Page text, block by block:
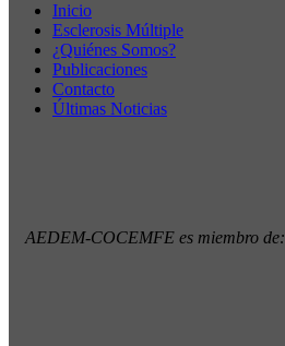
Inicio
Esclerosis Múltiple
¿Quiénes Somos?
Publicaciones
Contacto
Últimas Noticias
AEDEM-COCEMFE es miembro de: